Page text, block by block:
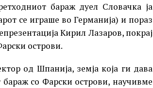
бараж дуел Словачка ја
се играше во Германија) и пораз
Кирил Лазаров, покрај
острови.
од Шпанија, земја која ги дава
со Фарски острови, научивме